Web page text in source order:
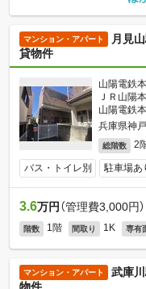
マンション・アパート
月見
貸物件
山陽電鉄
ＪＲ山陽
山陽電鉄
兵庫県神
総階数 2
バス・トイレ別 駐車場あ
3.6万円 （管理費3,000円）
階数 1階 間取り 1K 専有
マンション・アパート
武庫